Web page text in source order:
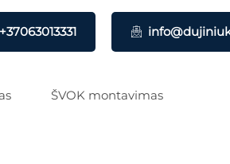
ŠVOK montavimas